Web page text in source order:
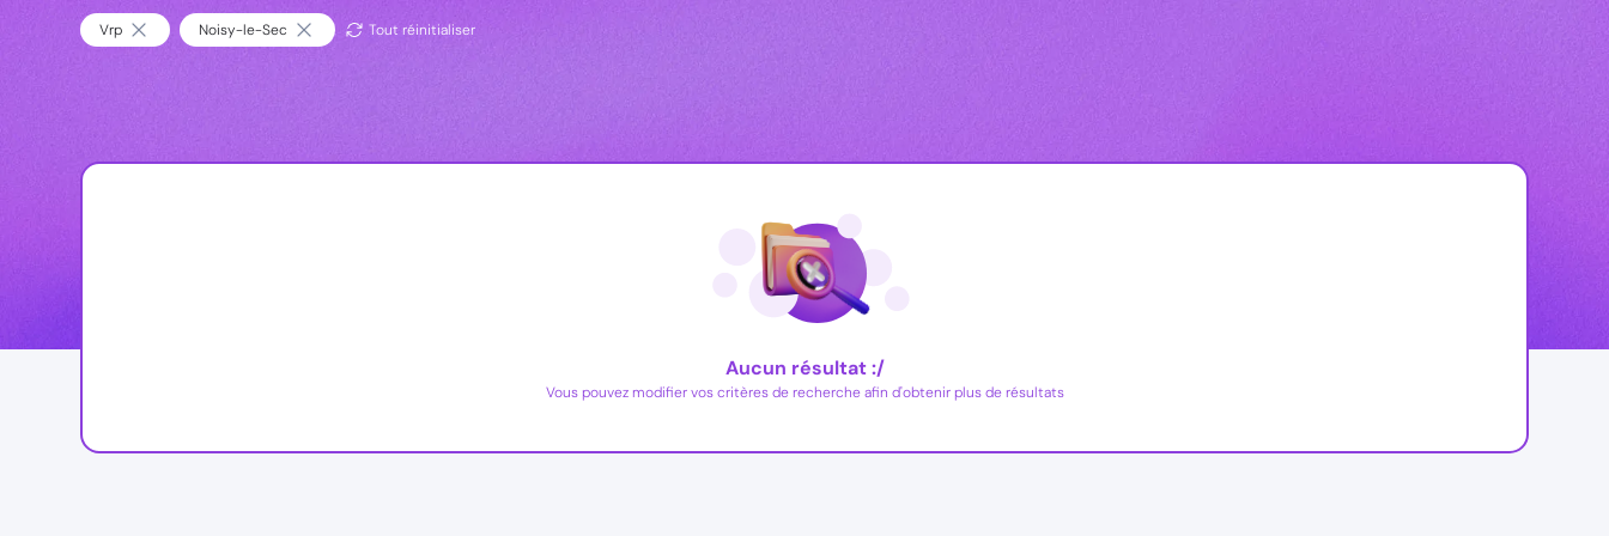
Vrp Noisy-le-Sec Tout réinitialiser
Aucun résultat :/
Vous pouvez modifier vos critères de recherche afin d'obtenir plus de résultats